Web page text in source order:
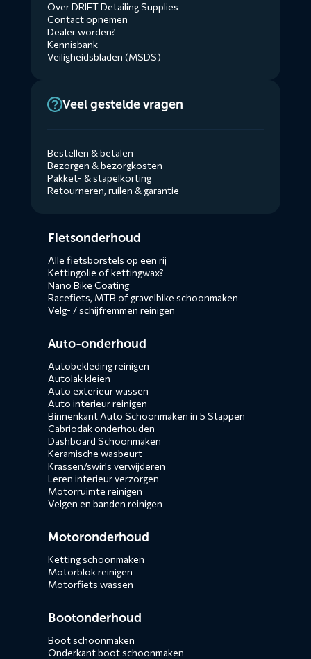
Over DRIFT Detailing Supplies
Contact opnemen
Dealer worden?
Kennisbank
Veiligheidsbladen (MSDS)
Veel gestelde vragen
Bestellen & betalen
Bezorgen & bezorgkosten
Pakket- & stapelkorting
Retourneren, ruilen & garantie
menusFietsonderhoud
Alle fietsborstels op een rij
Kettingolie of kettingwax?
Nano Bike Coating
Racefiets, MTB of gravelbike schoonmaken
Velg- / schijfremmen reinigen
Auto-onderhoud
Autobekleding reinigen
Autolak kleien
Auto exterieur wassen
Auto interieur reinigen
Binnenkant Auto Schoonmaken in 5 Stappen
Cabriodak onderhouden
Dashboard Schoonmaken
Keramische wasbeurt
Krassen/swirls verwijderen
Leren interieur verzorgen
Motorruimte reinigen
Velgen en banden reinigen
Motoronderhoud
Ketting schoonmaken
Motorblok reinigen
Motorfiets wassen
Bootonderhoud
Boot schoonmaken
Onderkant boot schoonmaken